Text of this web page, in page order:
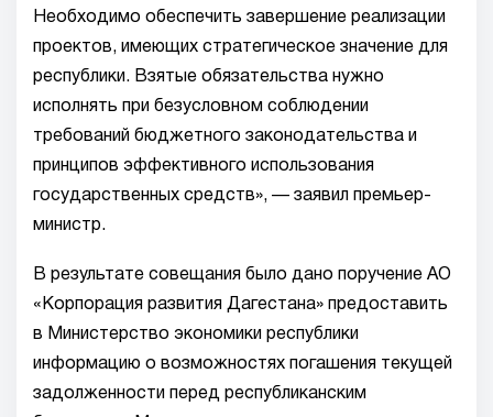
Необходимо обеспечить завершение реализации
проектов, имеющих стратегическое значение для
республики. Взятые обязательства нужно
исполнять при безусловном соблюдении
требований бюджетного законодательства и
принципов эффективного использования
государственных средств», — заявил премьер-
министр.
В результате совещания было дано поручение АО
«Корпорация развития Дагестана» предоставить
в Министерство экономики республики
информацию о возможностях погашения текущей
задолженности перед республиканским